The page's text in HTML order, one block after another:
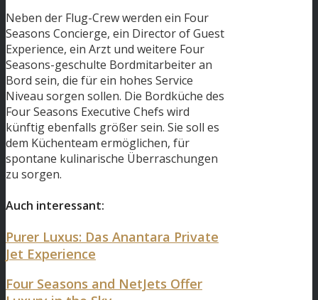
Neben der Flug-Crew werden ein Four
Seasons Concierge, ein Director of Guest
Experience, ein Arzt und weitere Four
Seasons-geschulte Bordmitarbeiter an
Bord sein, die für ein hohes Service
Niveau sorgen sollen. Die Bordküche des
Four Seasons Executive Chefs wird
künftig ebenfalls größer sein. Sie soll es
dem Küchenteam ermöglichen, für
spontane kulinarische Überraschungen
zu sorgen.
Auch interessant:
Purer Luxus: Das Anantara Private
Jet Experience
Four Seasons and NetJets Offer